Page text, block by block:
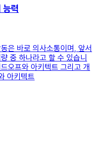
능력
은 바로 의사소통이며, 앞서
중 하나라고 할 수 있습니
오프와 아키텍트 그리고 개
아키텍트